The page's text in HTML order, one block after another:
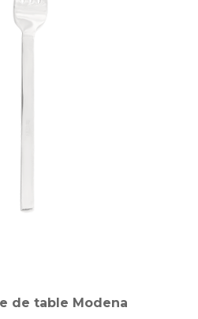
de table Modena